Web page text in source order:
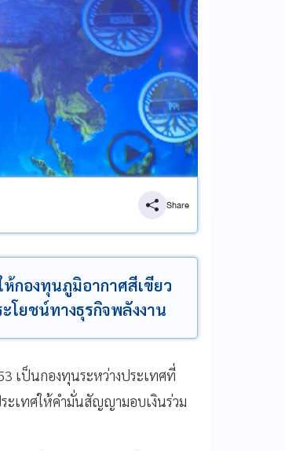
Share
กองทุนภูมิอากาศสีเขียว
โยชน์ทางธุรกิจพลังงาน
เป็นกองทุนระหว่างประเทศที่
ะเทศให้คำมั่นสัญญามอบเงินร่วม